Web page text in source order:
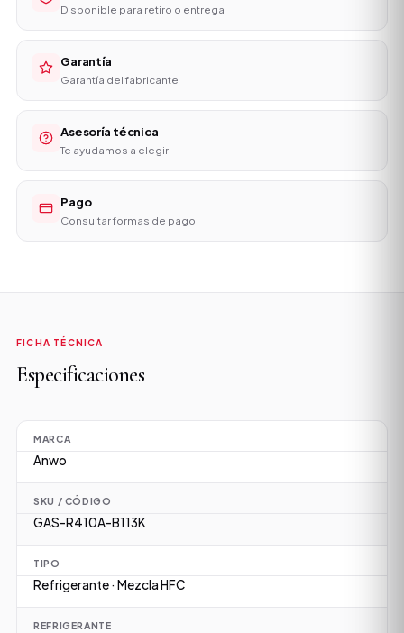
Disponible para retiro o entrega
Garantía
Garantía del fabricante
Asesoría técnica
Te ayudamos a elegir
Pago
Consultar formas de pago
FICHA TÉCNICA
Especificaciones
MARCA
Anwo
SKU / CÓDIGO
GAS-R410A-B113K
TIPO
Refrigerante · Mezcla HFC
REFRIGERANTE